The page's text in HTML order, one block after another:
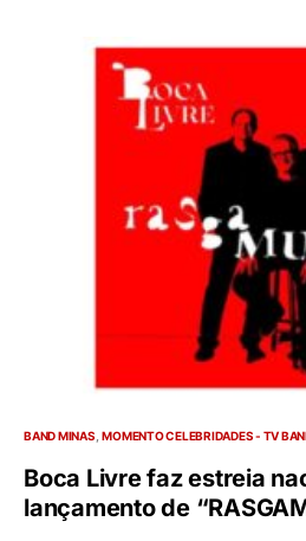
BAND MINAS MOMENTO CELEBRIDADES - TV
Boca Livre faz estreia
lançamento de